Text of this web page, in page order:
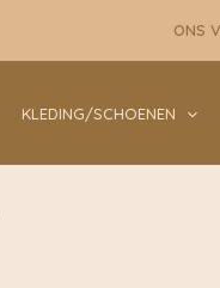
ONS
KLEDING/SCHOENEN